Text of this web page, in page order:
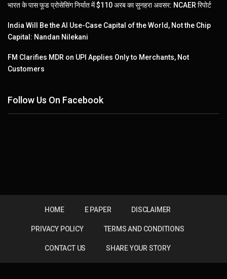
भारत के पास फूड प्रोसेसिंग निर्यात में $110 अरब का सुनहरा अवसर: NCAER रिपोर्ट
India Will Be the AI Use-Case Capital of the World, Not the Chip
Capital: Nandan Nilekani
FM Clarifies MDR on UPI Applies Only to Merchants, Not
Customers
Follow Us On Facebook
HOME E PAPER DISCLAIMER
PRIVACY POLICY TERMS AND CONDITIONS
CONTACT US SHARE YOUR STORY